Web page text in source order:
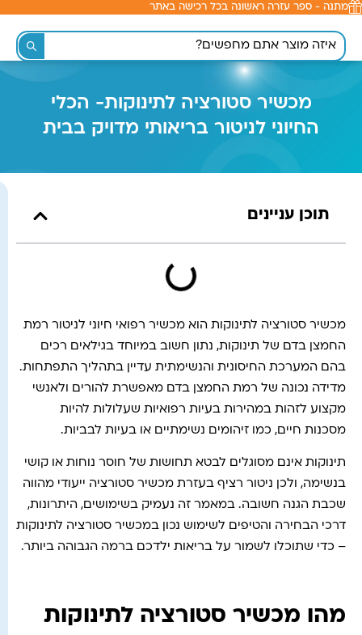
לתוכן
מתנה - ספר עזרה ראשונה בכל רכישה באתר
מכשיר סטורציה לתינוקות- הכלי
החיוני לניטור בריאותי מדויק בבית
תוכן עניינים
מכשיר סטורציה לתינוקות הוא מכשיר רפואי חיוני לניטור רמת
החמצן בדם של תינוקות, נתון חשוב במיוחד בגילאים רכים
בהם המערכת החיסונית והנשימתית עדיין בתהליך התפתחות.
מדידה נכונה של רמת החמצן בדם מאפשרת להורים ולאנשי
מקצוע לזהות במהירות בעיות רפואיות שעלולות להיות
מסכנות חיים, כמו זיהומים נשימתיים או בעיות לבביות.
תינוקות אינם מסוגלים לבטא תחושות של חוסר נוחות או קושי
בנשימה, ולכן ניטור רציף בעזרת מכשיר סטורציה ייעודי מהווה
שכבת הגנה חשובה. במאמר זה נעמיק בשימושים, היתרונות,
דרכי הבחירה והטיפים לשימוש נכון במכשיר סטורציה לתינוקות
– כדי שתוכלו לשמור על בריאות ילדכם ברמה הגבוהה ביותר.
מהו מכשיר סטורציה לתינוקות